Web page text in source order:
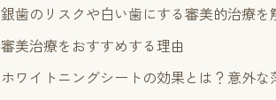
銀歯のリスクや白い歯にする審美的治療を
審美治療をおすすめする理由
ホワイトニングシートの効果とは？意外な